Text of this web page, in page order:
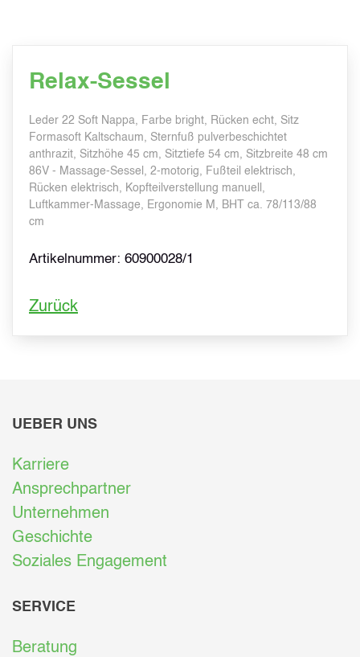
Relax-Sessel
Leder 22 Soft Nappa, Farbe bright, Rücken echt, Sitz
Formasoft Kaltschaum, Sternfuß pulverbeschichtet
anthrazit, Sitzhöhe 45 cm, Sitztiefe 54 cm, Sitzbreite 48 cm
86V - Massage-Sessel, 2-motorig, Fußteil elektrisch,
Rücken elektrisch, Kopfteilverstellung manuell,
Luftkammer-Massage, Ergonomie M, BHT ca. 78/113/88
cm
Artikelnummer: 60900028/1
Zurück
UEBER UNS
Karriere
Ansprechpartner
Unternehmen
Geschichte
Soziales Engagement
SERVICE
Beratung